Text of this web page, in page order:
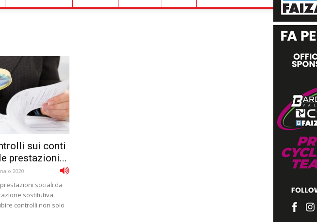
sui conti
prestazioni...
2020
sociali da
sostitutiva
controlli non solo